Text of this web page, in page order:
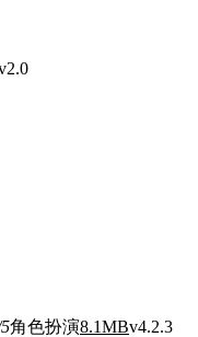
角色扮演8.1MBv4.2.3